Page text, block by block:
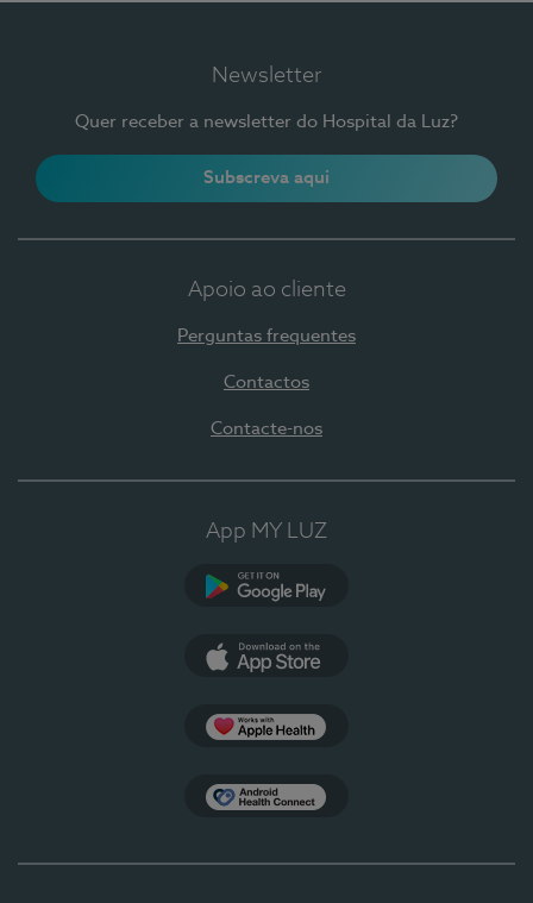
Newsletter
Quer receber a newsletter do Hospital da Luz?
Subscreva aqui
Apoio ao cliente
Perguntas frequentes
Contactos
Contacte-nos
App MY LUZ